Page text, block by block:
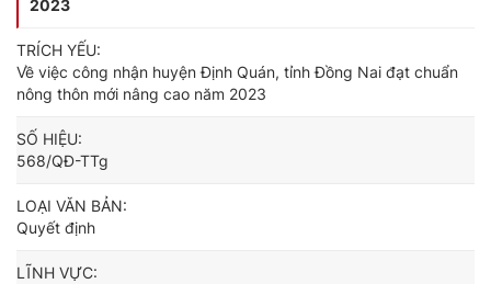
2023
TRÍCH YẾU:
Về việc công nhận huyện Định Quán, tỉnh Đồng Nai đạt chuẩn
nông thôn mới nâng cao năm 2023
SỐ HIỆU:
568/QĐ-TTg
LOẠI VĂN BẢN:
Quyết định
LĨNH VỰC: